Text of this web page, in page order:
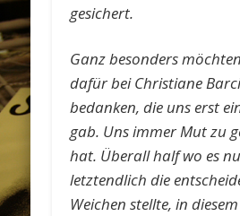
gesichert.
Ganz besonders
dafür bei Christiane
bedanken, die uns erst
gab. Uns immer Mut zu
hat. Überall half wo es
letztendlich die
Weichen stellte, in